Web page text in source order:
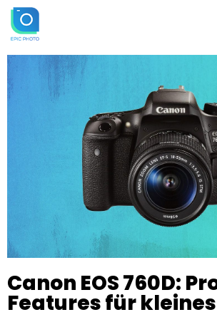
Canon EOS 760D:
Features für